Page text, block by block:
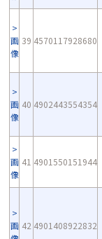
画
像
39 4570117928680
画
像
40 4902443554354
画
像
41 4901550151944
画 42 4901408922832